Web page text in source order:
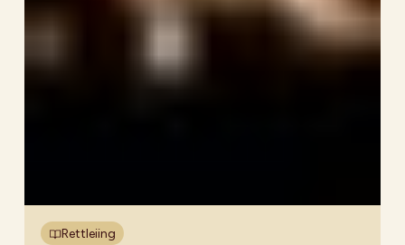
Rettleiing